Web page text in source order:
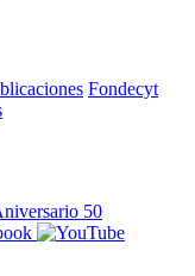
Fondecyt
50